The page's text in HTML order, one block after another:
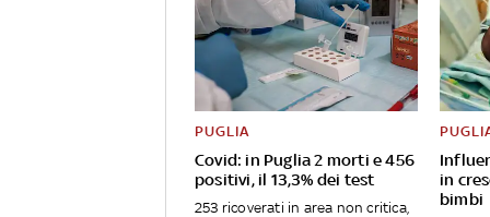
Covid: in Puglia 2 morti e 456
positivi, il 13,3% dei test
PUGLIA
253 ricoverati in area non critica,
in
bimbi